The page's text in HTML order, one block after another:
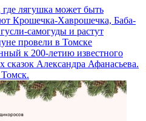
лягушка может быть
Крошечка-Хаврошечка, Баба-
самогуды и растут
провели в Томске
к 200-летию известного
сказок Александра Афанасьева.